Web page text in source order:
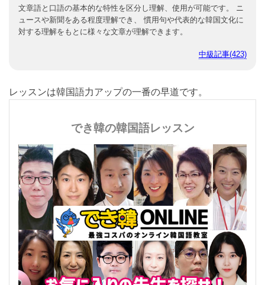
文章語と口語の基本的な特性を区分し理解、使用が可能です。 ニ
ュースや新聞をある程度理解でき、 慣用句や代表的な韓国文化に
対する理解をもとに様々な文章が理解できます。
中級記事(423)
レッスンは韓国語力アップの一番の早道です。
でき韓の韓国語レッスン